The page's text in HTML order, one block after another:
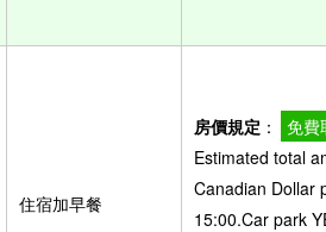
住宿加早餐
房價規定 ： 免費
Estimated total
Canadian Dollar
15:00.Car park